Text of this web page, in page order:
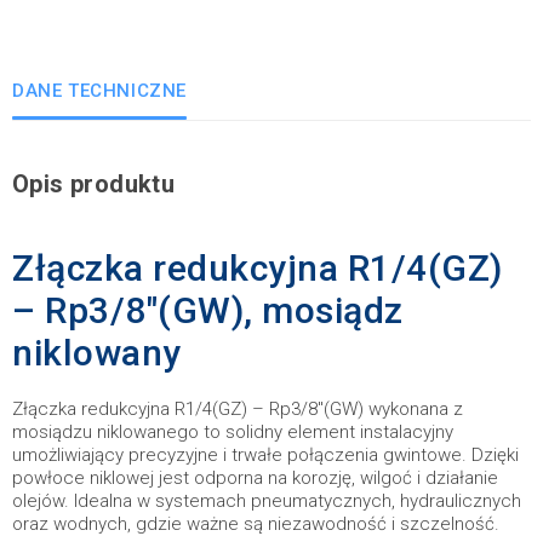
DANE TECHNICZNE
Opis produktu
Złączka redukcyjna R1/4(GZ)
– Rp3/8"(GW), mosiądz
niklowany
Złączka redukcyjna R1/4(GZ) – Rp3/8"(GW) wykonana z
mosiądzu niklowanego to solidny element instalacyjny
umożliwiający precyzyjne i trwałe połączenia gwintowe. Dzięki
powłoce niklowej jest odporna na korozję, wilgoć i działanie
olejów. Idealna w systemach pneumatycznych, hydraulicznych
oraz wodnych, gdzie ważne są niezawodność i szczelność.